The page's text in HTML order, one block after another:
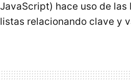
JavaScript) hace uso de
listas relacionando clave y